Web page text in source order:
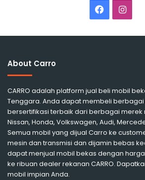
Facebook
About Carro
CARRO adalah platform jual beli mobil
Tenggara. Anda dapat membeli
bersertifikasi terbaik dari berbagai merek
Nissan, Honda, Volkswagen, Audi,
Semua mobil yang dijual Carro ke
mesin dan transmisi dan dijamin bebas
dapat menjual mobil bekas dengan
ke ribuan dealer rekanan CARRO.
mobil impian Anda.